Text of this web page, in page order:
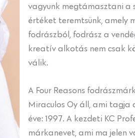
vagyunk megtámasztani a
értéket teremtsünk, amely
fodrászból, fodrász a
kreatív alkotás nem csak
válik.
A Four Reasons
Miraculos Oy áll, ami
éve: 1997. A kezdeti KC
márkanevet, ami ma jelen